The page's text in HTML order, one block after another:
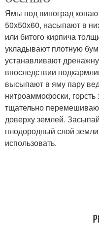
Ямы под виноград
50х50х60, насыпают в
или битого кирпича
укладывают плотную
устанавливают
впоследствии
высыпают в яму пару
нитроаммофоски,
тщательно
доверху землей.
плодородный слой
использовать.